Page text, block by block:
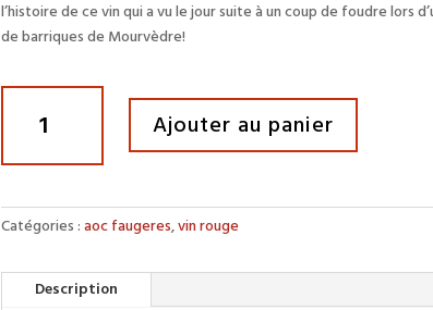
l’histoire de ce vin qui a vu le jour suite à un coup de foudre lors
de barriques de Mourvèdre!
Ajouter au panier
Catégories : aoc faugeres,vin rouge
Description